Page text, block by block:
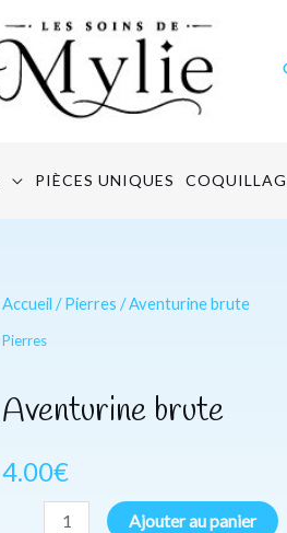
PIÈCES UNIQUES
Accueil /Pierres / Aventurine brute
Pierres
Aventurine brute
4.00€
quantité
de
brute
Ajouter au panier